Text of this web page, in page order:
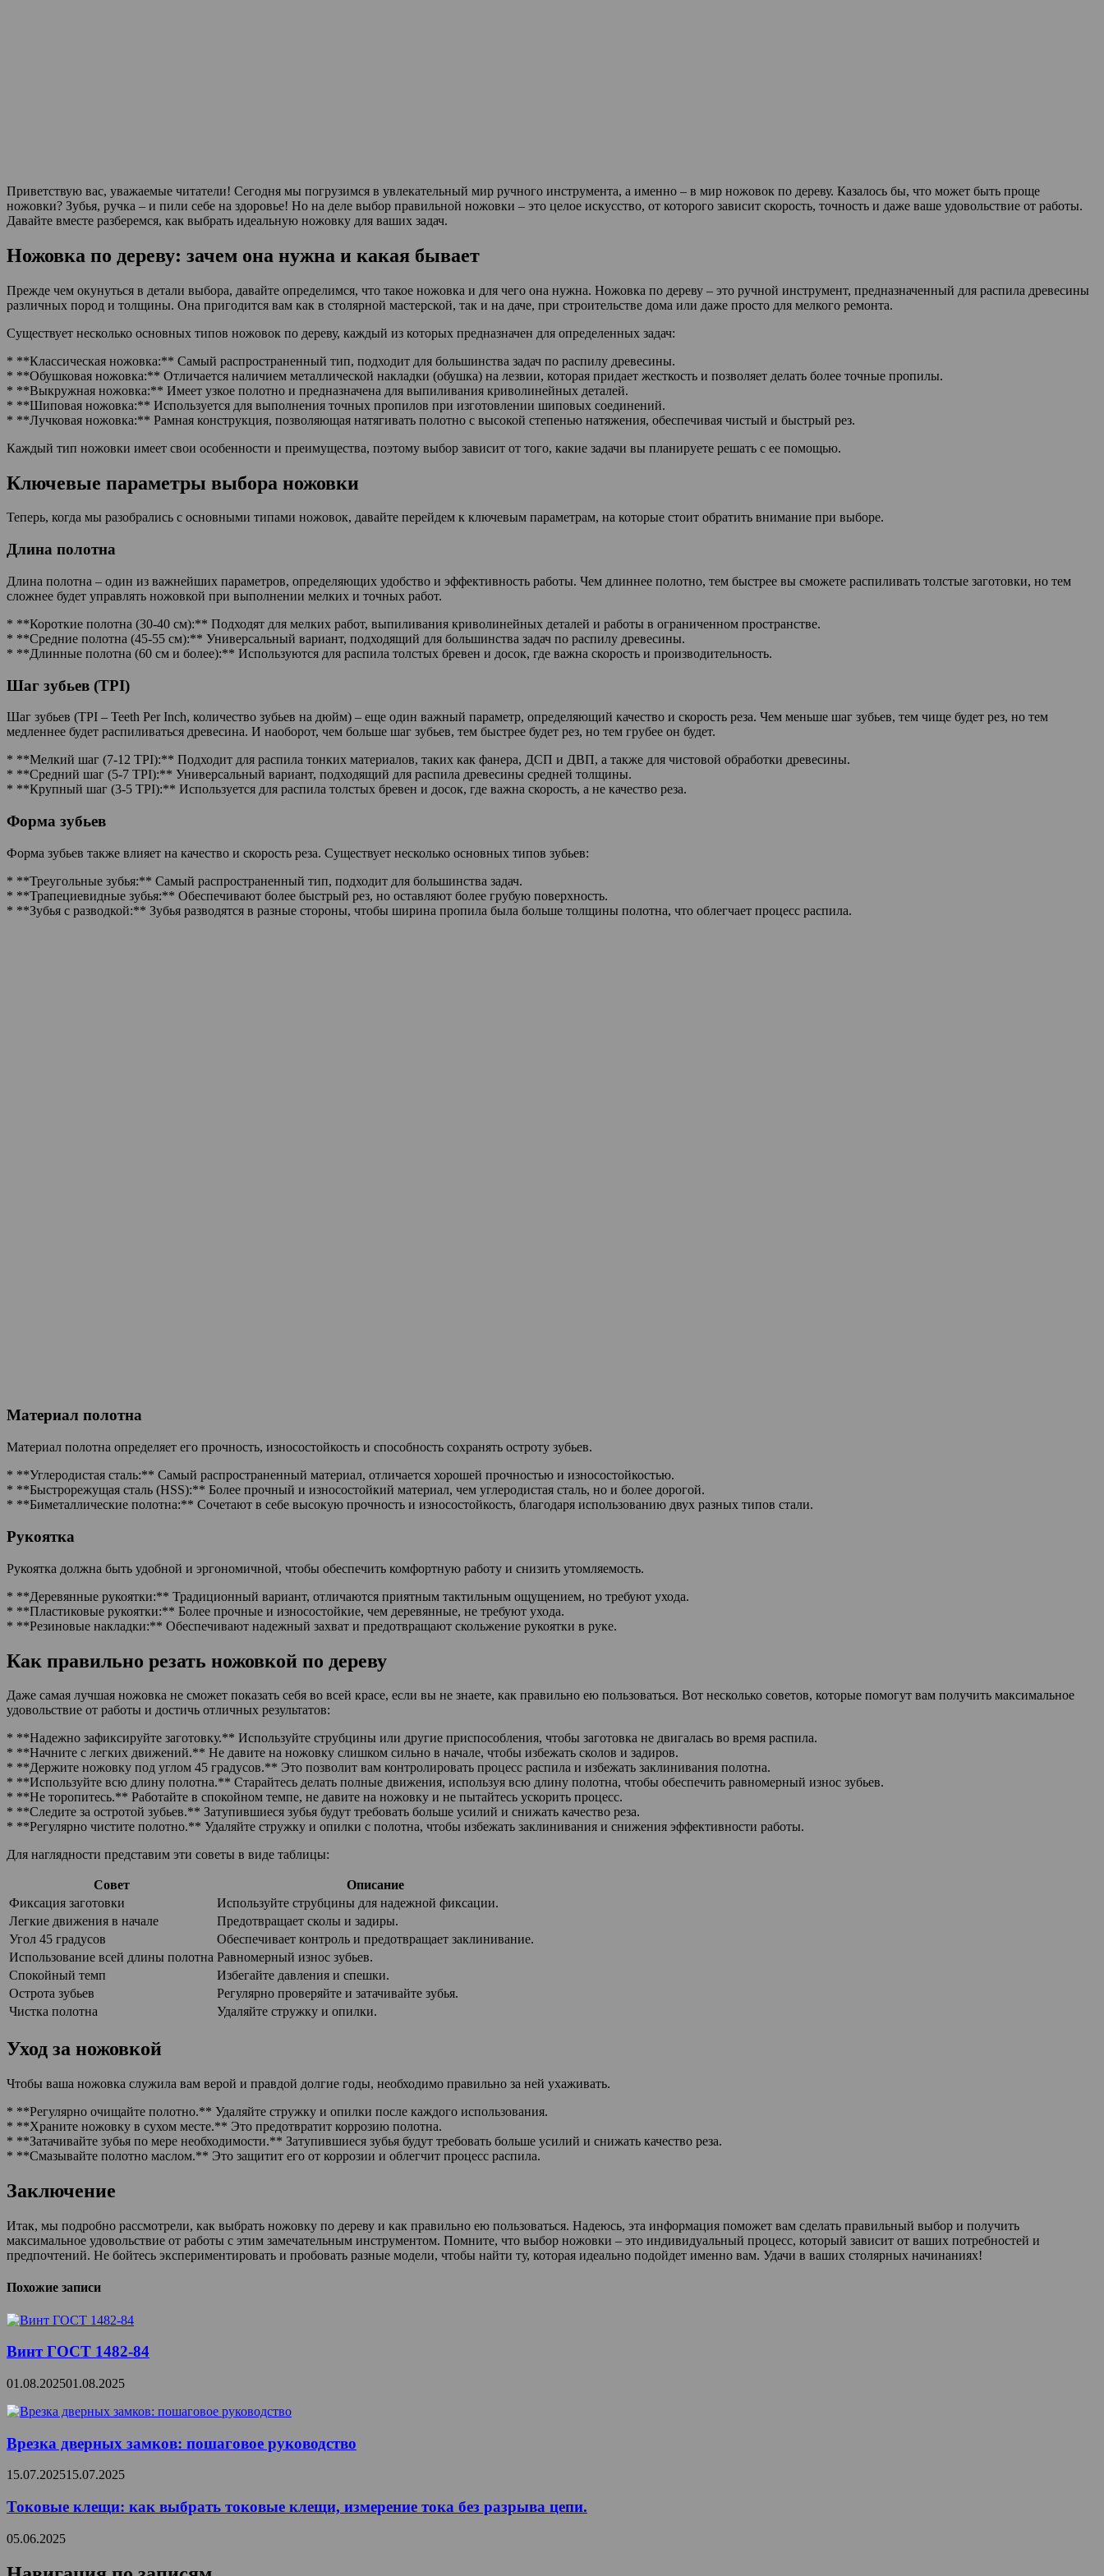
Приветствую вас, уважаемые читатели! Сегодня мы погрузимся в увлекательный мир ручного инструмента, а именно – в мир ножовок по дереву. Казалось бы, что может быть проще
ножовки? Зубья, ручка – и пили себе на здоровье! Но на деле выбор правильной ножовки – это целое искусство, от которого зависит скорость, точность и даже ваше удовольствие от работы.
Давайте вместе разберемся, как выбрать идеальную ножовку для ваших задач.
Ножовка по дереву: зачем она нужна и какая бывает
Прежде чем окунуться в детали выбора, давайте определимся, что такое ножовка и для чего она нужна. Ножовка по дереву – это ручной инструмент, предназначенный для распила древесины
различных пород и толщины. Она пригодится вам как в столярной мастерской, так и на даче, при строительстве дома или даже просто для мелкого ремонта.
Существует несколько основных типов ножовок по дереву, каждый из которых предназначен для определенных задач:
* **Классическая ножовка:** Самый распространенный тип, подходит для большинства задач по распилу древесины.
* **Обушковая ножовка:** Отличается наличием металлической накладки (обушка) на лезвии, которая придает жесткость и позволяет делать более точные пропилы.
* **Выкружная ножовка:** Имеет узкое полотно и предназначена для выпиливания криволинейных деталей.
* **Шиповая ножовка:** Используется для выполнения точных пропилов при изготовлении шиповых соединений.
* **Лучковая ножовка:** Рамная конструкция, позволяющая натягивать полотно с высокой степенью натяжения, обеспечивая чистый и быстрый рез.
Каждый тип ножовки имеет свои особенности и преимущества, поэтому выбор зависит от того, какие задачи вы планируете решать с ее помощью.
Ключевые параметры выбора ножовки
Теперь, когда мы разобрались с основными типами ножовок, давайте перейдем к ключевым параметрам, на которые стоит обратить внимание при выборе.
Длина полотна
Длина полотна – один из важнейших параметров, определяющих удобство и эффективность работы. Чем длиннее полотно, тем быстрее вы сможете распиливать толстые заготовки, но тем
сложнее будет управлять ножовкой при выполнении мелких и точных работ.
* **Короткие полотна (30-40 см):** Подходят для мелких работ, выпиливания криволинейных деталей и работы в ограниченном пространстве.
* **Средние полотна (45-55 см):** Универсальный вариант, подходящий для большинства задач по распилу древесины.
* **Длинные полотна (60 см и более):** Используются для распила толстых бревен и досок, где важна скорость и производительность.
Шаг зубьев (TPI)
Шаг зубьев (TPI – Teeth Per Inch, количество зубьев на дюйм) – еще один важный параметр, определяющий качество и скорость реза. Чем меньше шаг зубьев, тем чище будет рез, но тем
медленнее будет распиливаться древесина. И наоборот, чем больше шаг зубьев, тем быстрее будет рез, но тем грубее он будет.
* **Мелкий шаг (7-12 TPI):** Подходит для распила тонких материалов, таких как фанера, ДСП и ДВП, а также для чистовой обработки древесины.
* **Средний шаг (5-7 TPI):** Универсальный вариант, подходящий для распила древесины средней толщины.
* **Крупный шаг (3-5 TPI):** Используется для распила толстых бревен и досок, где важна скорость, а не качество реза.
Форма зубьев
Форма зубьев также влияет на качество и скорость реза. Существует несколько основных типов зубьев:
* **Треугольные зубья:** Самый распространенный тип, подходит для большинства задач.
* **Трапециевидные зубья:** Обеспечивают более быстрый рез, но оставляют более грубую поверхность.
* **Зубья с разводкой:** Зубья разводятся в разные стороны, чтобы ширина пропила была больше толщины полотна, что облегчает процесс распила.
Материал полотна
Материал полотна определяет его прочность, износостойкость и способность сохранять остроту зубьев.
* **Углеродистая сталь:** Самый распространенный материал, отличается хорошей прочностью и износостойкостью.
* **Быстрорежущая сталь (HSS):** Более прочный и износостойкий материал, чем углеродистая сталь, но и более дорогой.
* **Биметаллические полотна:** Сочетают в себе высокую прочность и износостойкость, благодаря использованию двух разных типов стали.
Рукоятка
Рукоятка должна быть удобной и эргономичной, чтобы обеспечить комфортную работу и снизить утомляемость.
* **Деревянные рукоятки:** Традиционный вариант, отличаются приятным тактильным ощущением, но требуют ухода.
* **Пластиковые рукоятки:** Более прочные и износостойкие, чем деревянные, не требуют ухода.
* **Резиновые накладки:** Обеспечивают надежный захват и предотвращают скольжение рукоятки в руке.
Как правильно резать ножовкой по дереву
Даже самая лучшая ножовка не сможет показать себя во всей красе, если вы не знаете, как правильно ею пользоваться. Вот несколько советов, которые помогут вам получить максимальное
удовольствие от работы и достичь отличных результатов:
* **Надежно зафиксируйте заготовку.** Используйте струбцины или другие приспособления, чтобы заготовка не двигалась во время распила.
* **Начните с легких движений.** Не давите на ножовку слишком сильно в начале, чтобы избежать сколов и задиров.
* **Держите ножовку под углом 45 градусов.** Это позволит вам контролировать процесс распила и избежать заклинивания полотна.
* **Используйте всю длину полотна.** Старайтесь делать полные движения, используя всю длину полотна, чтобы обеспечить равномерный износ зубьев.
* **Не торопитесь.** Работайте в спокойном темпе, не давите на ножовку и не пытайтесь ускорить процесс.
* **Следите за остротой зубьев.** Затупившиеся зубья будут требовать больше усилий и снижать качество реза.
* **Регулярно чистите полотно.** Удаляйте стружку и опилки с полотна, чтобы избежать заклинивания и снижения эффективности работы.
Для наглядности представим эти советы в виде таблицы:
Совет
Описание
Фиксация заготовки
Используйте струбцины для надежной фиксации.
Легкие движения в начале
Предотвращает сколы и задиры.
Угол 45 градусов
Обеспечивает контроль и предотвращает заклинивание.
Использование всей длины полотна Равномерный износ зубьев.
Спокойный темп
Избегайте давления и спешки.
Острота зубьев
Регулярно проверяйте и затачивайте зубья.
Чистка полотна
Удаляйте стружку и опилки.
Уход за ножовкой
Чтобы ваша ножовка служила вам верой и правдой долгие годы, необходимо правильно за ней ухаживать.
* **Регулярно очищайте полотно.** Удаляйте стружку и опилки после каждого использования.
* **Храните ножовку в сухом месте.** Это предотвратит коррозию полотна.
* **Затачивайте зубья по мере необходимости.** Затупившиеся зубья будут требовать больше усилий и снижать качество реза.
* **Смазывайте полотно маслом.** Это защитит его от коррозии и облегчит процесс распила.
Заключение
Итак, мы подробно рассмотрели, как выбрать ножовку по дереву и как правильно ею пользоваться. Надеюсь, эта информация поможет вам сделать правильный выбор и получить
максимальное удовольствие от работы с этим замечательным инструментом. Помните, что выбор ножовки – это индивидуальный процесс, который зависит от ваших потребностей и
предпочтений. Не бойтесь экспериментировать и пробовать разные модели, чтобы найти ту, которая идеально подойдет именно вам. Удачи в ваших столярных начинаниях!
Похожие записи
Винт ГОСТ 1482-84
01.08.202501.08.2025
Врезка дверных замков: пошаговое руководство
15.07.202515.07.2025
Токовые клещи: как выбрать токовые клещи, измерение тока без разрыва цепи.
05.06.2025